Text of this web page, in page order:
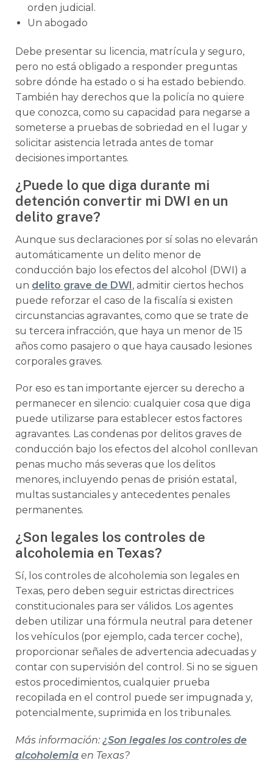
orden judicial.
Un abogado
Debe presentar su licencia, matrícula y seguro,
pero no está obligado a responder preguntas
sobre dónde ha estado o si ha estado bebiendo.
También hay derechos que la policía no quiere
que conozca, como su capacidad para negarse a
someterse a pruebas de sobriedad en el lugar y
solicitar asistencia letrada antes de tomar
decisiones importantes.
¿Puede lo que diga durante mi
detención convertir mi DWI en un
delito grave?
Aunque sus declaraciones por sí solas no elevarán
automáticamente un delito menor de
conducción bajo los efectos del alcohol (DWI) a
un delito grave de DWI, admitir ciertos hechos
puede reforzar el caso de la fiscalía si existen
circunstancias agravantes, como que se trate de
su tercera infracción, que haya un menor de 15
años como pasajero o que haya causado lesiones
corporales graves.
Por eso es tan importante ejercer su derecho a
permanecer en silencio: cualquier cosa que diga
puede utilizarse para establecer estos factores
agravantes. Las condenas por delitos graves de
conducción bajo los efectos del alcohol conllevan
penas mucho más severas que los delitos
menores, incluyendo penas de prisión estatal,
multas sustanciales y antecedentes penales
permanentes.
¿Son legales los controles de
alcoholemia en Texas?
Sí, los controles de alcoholemia son legales en
Texas, pero deben seguir estrictas directrices
constitucionales para ser válidos. Los agentes
deben utilizar una fórmula neutral para detener
los vehículos (por ejemplo, cada tercer coche),
proporcionar señales de advertencia adecuadas y
contar con supervisión del control. Si no se siguen
estos procedimientos, cualquier prueba
recopilada en el control puede ser impugnada y,
potencialmente, suprimida en los tribunales.
Más información: ¿Son legales los controles de
alcoholemia en Texas?